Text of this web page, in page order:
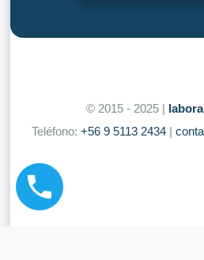
© 2015 - 2025 |
Teléfono: +56 9 5113 2434|